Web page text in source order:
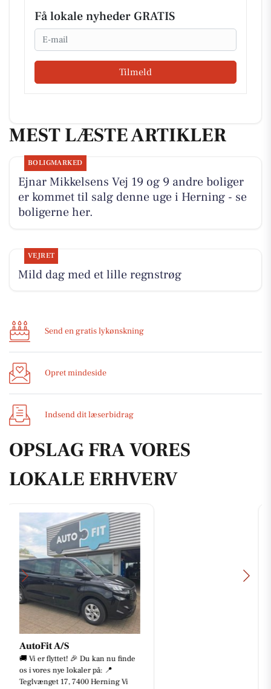
Få lokale nyheder GRATIS
Email
Tilmeld
MEST LÆSTE ARTIKLER
BOLIGMARKED
Ejnar Mikkelsens Vej 19 og 9 andre boliger
er kommet til salg denne uge i Herning - se
boligerne her.
VEJRET
Mild dag med et lille regnstrøg
Send en gratis lykønskning
Opret mindeside
Indsend dit læserbidrag
OPSLAG FRA VORES
LOKALE ERHVERV
🤩 SOLGT 🤩 SOLGT 🤩 SOLGT 🤩
Tillykke med jeres nye cykler! 🚀
Lige nu er der masser af gode